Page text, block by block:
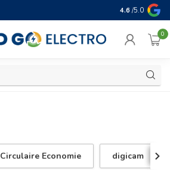
Geld terug
4.6 /5.0
0
Circulaire Economie digicam